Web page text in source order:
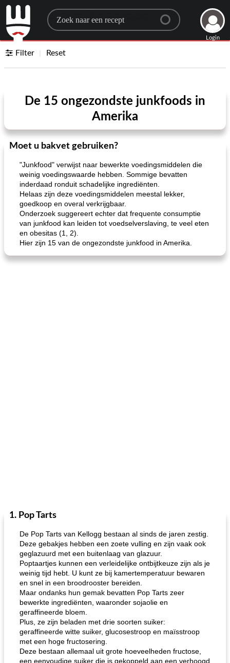
Search for a recipe
Login
Filter Reset
De 15 ongezondste junkfoods in
Amerika
Moet u bakvet gebruiken?
"Junkfood" verwijst naar bewerkte voedingsmiddelen die
weinig voedingswaarde hebben. Sommige bevatten
inderdaad ronduit schadelijke ingrediënten.
Helaas zijn deze voedingsmiddelen meestal lekker,
goedkoop en overal verkrijgbaar.
Onderzoek suggereert echter dat frequente consumptie
van junkfood kan leiden tot voedselverslaving, te veel eten
en obesitas (1, 2).
Hier zijn 15 van de ongezondste junkfood in Amerika.
1. Pop Tarts
De Pop Tarts van Kellogg bestaan ​​al sinds de jaren zestig.
Deze gebakjes hebben een zoete vulling en zijn vaak ook
geglazuurd met een buitenlaag van glazuur.
Poptaartjes kunnen een verleidelijke ontbijtkeuze zijn als je
weinig tijd hebt. U kunt ze bij kamertemperatuur bewaren
en snel in een broodrooster bereiden.
Maar ondanks hun gemak bevatten Pop Tarts zeer
bewerkte ingrediënten, waaronder sojaolie en
geraffineerde bloem.
Plus, ze zijn beladen met drie soorten suiker:
geraffineerde witte suiker, glucosestroop en maïsstroop
met een hoge fructosering.
Deze bestaan ​​allemaal uit grote hoeveelheden fructose,
een eenvoudige suiker die is gekoppeld aan een verhoogd